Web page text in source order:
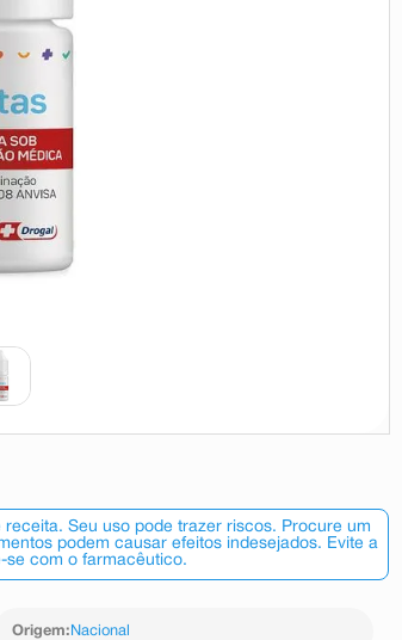
Seu uso pode trazer riscos. Procure um
podem causar efeitos indesejados. Evite a
se com o farmacêutico.
Origem: Nacional